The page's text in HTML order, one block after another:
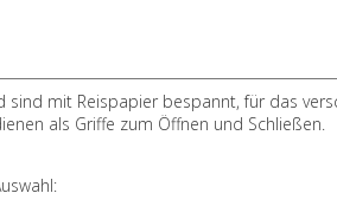
sind mit Reispapier bespannt, für das
als Griffe zum Öffnen und Schließen.